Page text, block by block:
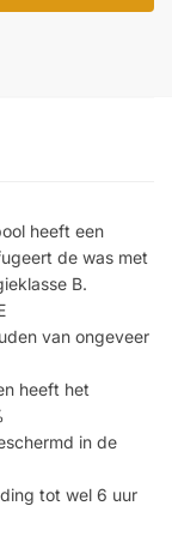
heeft een
de was met
B.
van ongeveer
heeft het
in de
tot wel 6 uur